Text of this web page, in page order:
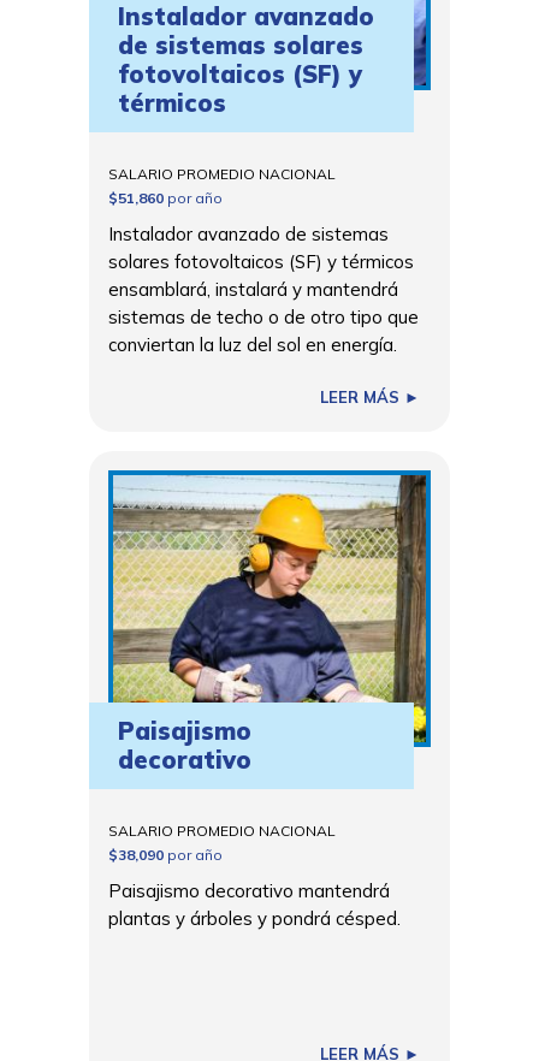
Instalador avanzado
de sistemas solares
fotovoltaicos (SF) y
térmicos
SALARIO PROMEDIO NACIONAL
$51,860 por año
Instalador avanzado de sistemas
solares fotovoltaicos (SF) y térmicos
ensamblará, instalará y mantendrá
sistemas de techo o de otro tipo que
conviertan la luz del sol en energía.
LEER MÁS ►
Paisajismo
decorativo
SALARIO PROMEDIO NACIONAL
$38,090 por año
Paisajismo decorativo mantendrá
plantas y árboles y pondrá césped.
LEER MÁS ►